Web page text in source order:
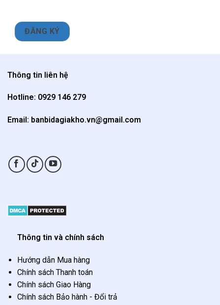
Thông tin liên hệ
Hotline: 0929 146 279
Email: banbidagiakho.vn@gmail.com
Thông tin và chính sách
Hướng dẫn Mua hàng
Chính sách Thanh toán
Chính sách Giao Hàng
Chính sách Bảo hành - Đổi trả